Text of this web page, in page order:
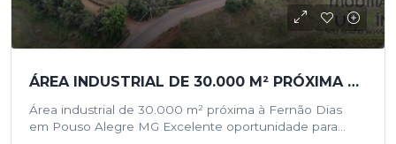
ÁREA INDUSTRIAL DE 30.000 M² PRÓXIMA À FERNÃO DIAS EM POUSO ALEGRE/MG
Área industrial de 30.000 m² próxima à Fernão Dias
em Pouso Alegre MG Excelente oportunidade para